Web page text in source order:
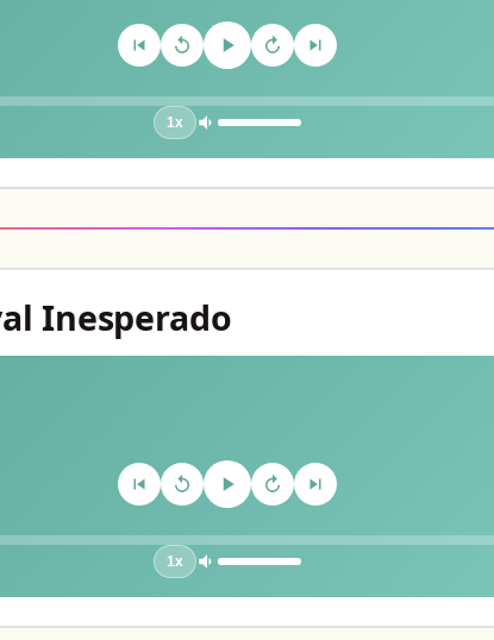
1x
Inesperado
1x